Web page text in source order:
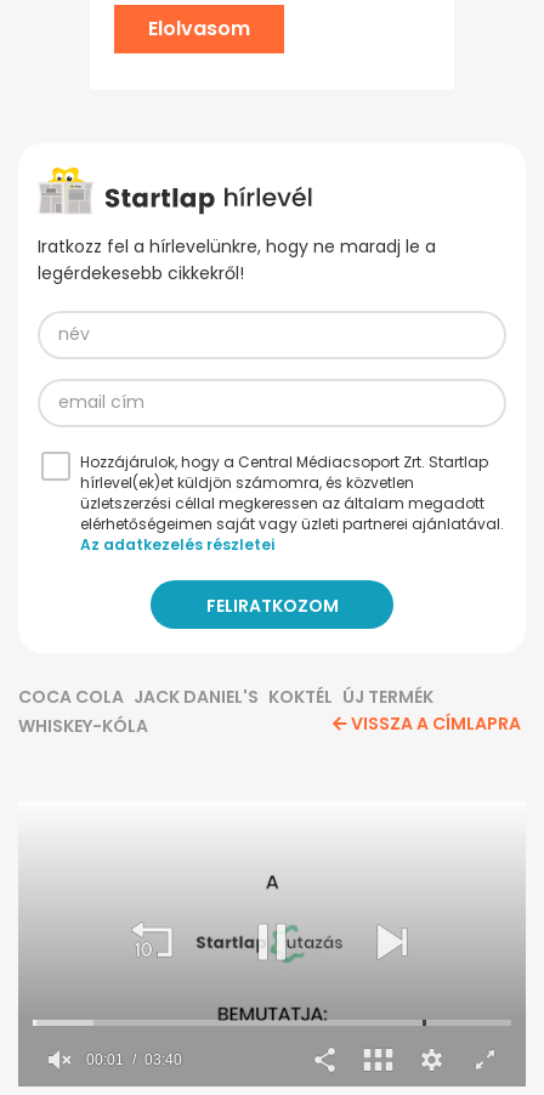
Elolvasom
Iratkozz fel a hírlevelünkre, hogy ne maradj le a
legérdekesebb cikkekről!
Hozzájárulok, hogy a Central Médiacsoport Zrt. Startlap
hírlevel(ek)et küldjön számomra, és közvetlen
üzletszerzési céllal megkeressen az általam megadott
elérhetőségeimen saját vagy üzleti partnerei ajánlatával.
Az adatkezelés részletei
COCA COLA JACK DANIEL'S KOKTÉL ÚJ TERMÉK
WHISKEY-KÓLA
VISSZA A CÍMLAPRA
00:02 03:40